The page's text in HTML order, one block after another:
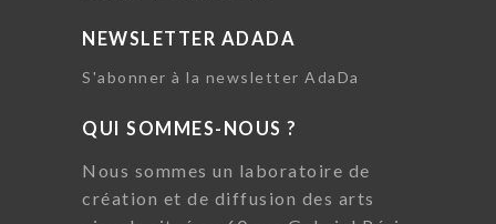
NEWSLETTER ADADA
S'abonner à la newsletter AdaDa
QUI SOMMES-NOUS ?
Nous sommes un laboratoire de
création et de diffusion des arts